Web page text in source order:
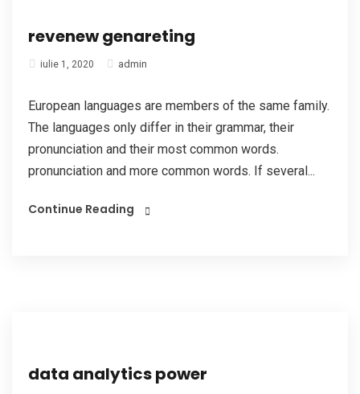
revenew genareting
iulie 1, 2020 admin
European languages are members of the same family.
The languages only differ in their grammar, their
pronunciation and their most common words.
pronunciation and more common words. If several...
Continue Reading
data analytics power